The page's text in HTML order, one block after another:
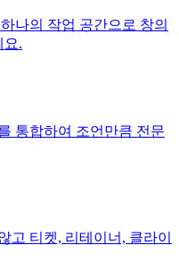
나의 작업 공간으로 창의
요.
통합하여 조언만큼 전문
고 티켓, 리테이너, 클라이